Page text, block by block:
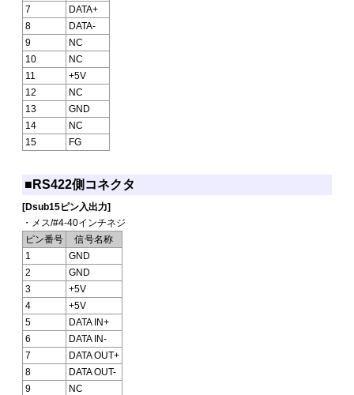
7
DATA+
8
DATA-
9
NC
10
NC
11
+5V
12
NC
13
GND
14
NC
15
FG
■RS422側コネクタ
[Dsub15ピン入出力]
・メス/#4-40インチネジ
ピン番号
信号名称
1
GND
2
GND
3
+5V
4
+5V
5
DATA IN+
6
DATA IN-
7
DATA OUT+
8
DATA OUT-
9
NC